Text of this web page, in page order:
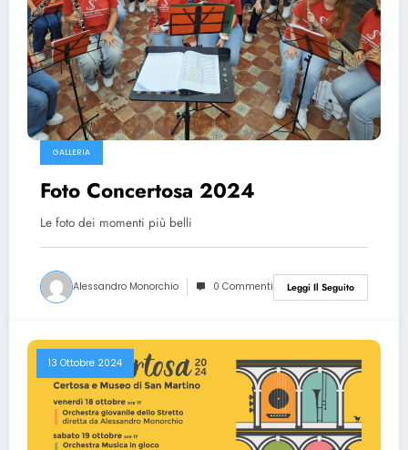
GALLERIA
Foto Concertosa 2024
Le foto dei momenti più belli
Alessandro Monorchio 0 Commenti Leggi Il Seguito
13 Ottobre 2024